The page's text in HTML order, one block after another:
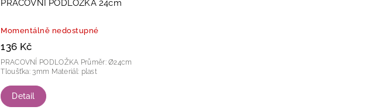
PRACOVNÍ PODLOŽKA 24cm
Momentálně nedostupné
136 Kč
Detail
PRACOVNÍ PODLOŽKA Průměr: Ø24cm